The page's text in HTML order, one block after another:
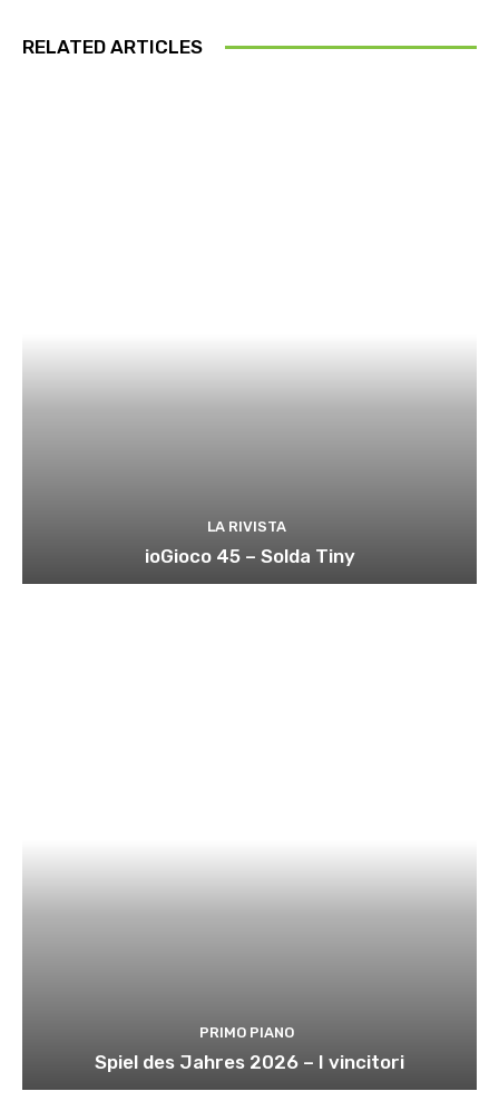
RELATED ARTICLES
LA RIVISTA
ioGioco 45 – Solda Tiny
PRIMO PIANO
Spiel des Jahres 2026 – I vincitori